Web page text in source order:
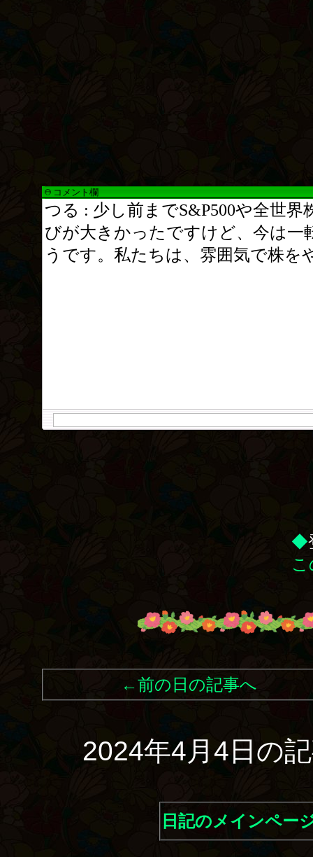
コメント欄
◆
こ
←前の日の記事へ
2024年4月4日の
日記のメインペー